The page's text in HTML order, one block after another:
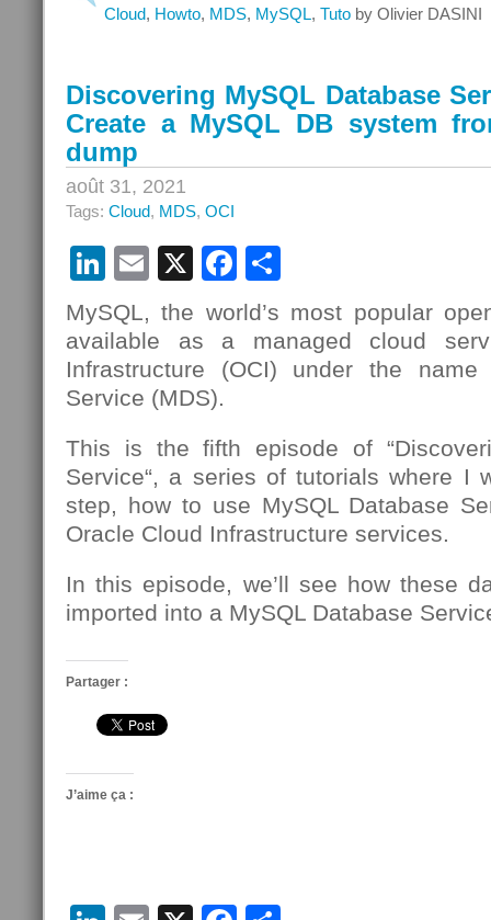
Cloud, Howto, MDS, MySQL, Tuto by Olivier DASINI
Discovering MySQL Database
Create a MySQL DB system
dump
août 31, 2021
Tags: Cloud, MDS, OCI
LinkedIn
Email
X Facebook
MySQL, the world’s most popular
available as a managed cloud
Infrastructure (OCI) under the
Service (MDS).
This is the fifth episode of
Service“, a series of tutorials where I
step, how to use MySQL Database
Oracle Cloud Infrastructure services.
In this episode, we’ll see how these
imported into a MySQL Database
Partager :
J’aime ça :